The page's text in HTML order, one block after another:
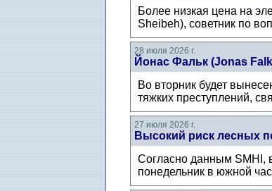
Более низкая цена на
Sheibeh), советник по
28 июля 2026 г.
Йонас Фальк (Jonas
Во вторник будет
тяжких преступлений,
27 июля 2026 г.
Высокий риск лесных
Согласно данным SMHI,
понедельник в южной